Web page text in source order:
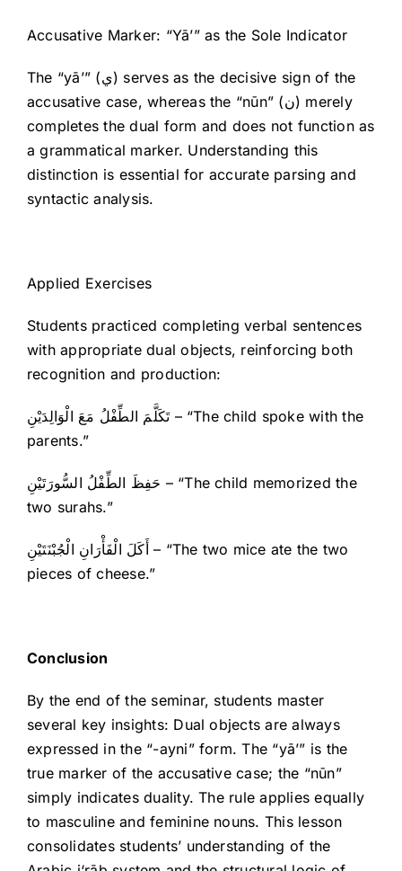
Accusative Marker: “Yā’” as the Sole Indicator
The “yā’” (ي) serves as the decisive sign of the
accusative case, whereas the “nūn” (ن) merely
completes the dual form and does not function as
a grammatical marker. Understanding this
distinction is essential for accurate parsing and
syntactic analysis.
Applied Exercises
Students practiced completing verbal sentences
with appropriate dual objects, reinforcing both
recognition and production:
تَكَلَّمَ الطِّفْلُ مَعَ الْوَالِدَيْنِ – “The child spoke with the
parents.”
حَفِظَ الطِّفْلُ السُّورَتَيْنِ – “The child memorized the
two surahs.”
أَكَلَ الْفَأْرَانِ الْجُبْنَتَيْنِ – “The two mice ate the two
pieces of cheese.”
Conclusion
By the end of the seminar, students master
several key insights: Dual objects are always
expressed in the “-ayni” form. The “yā’” is the
true marker of the accusative case; the “nūn”
simply indicates duality. The rule applies equally
to masculine and feminine nouns. This lesson
consolidates students’ understanding of the